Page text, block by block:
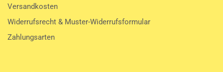
Versandkosten
Widerrufsrecht & Muster-Widerrufsformular
Zahlungsarten